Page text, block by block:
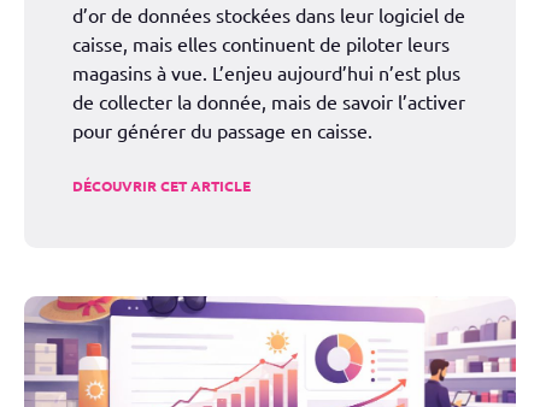
d’or de données stockées dans leur logiciel de
caisse, mais elles continuent de piloter leurs
magasins à vue. L’enjeu aujourd’hui n’est plus
de collecter la donnée, mais de savoir l’activer
pour générer du passage en caisse.
DÉCOUVRIR CET ARTICLE